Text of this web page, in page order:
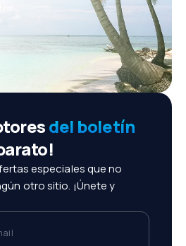
del boletín
especiales que no
otro sitio. ¡Únete y